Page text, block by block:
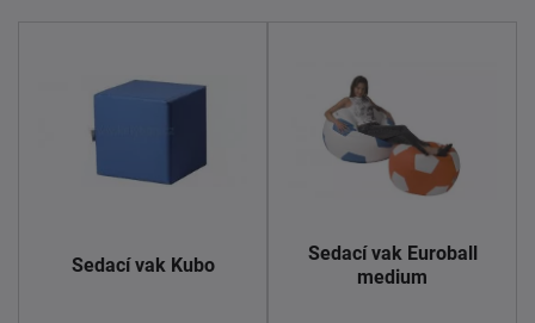
Sedací vak Kubo
Sedací vak Euroball
medium